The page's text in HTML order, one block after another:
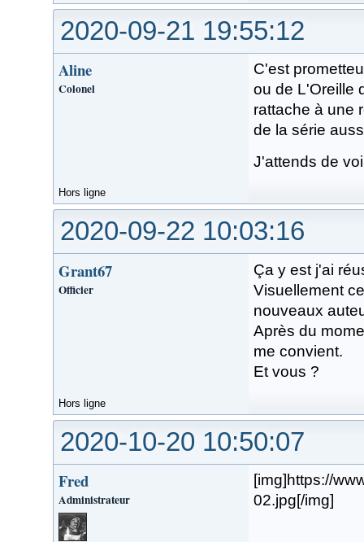
2020-09-21 19:55:12
Aline
Colonel
C'est
ou de L'Oreille
rattache à une
de la série
J'attends de
Hors ligne
2020-09-22 10:03:16
Grant67
Officier
Ça y est j'ai
Visuellement
nouveaux
Après du
me convient.
Et vous ?
Hors ligne
2020-10-20 10:50:07
Fred
Administrateur
[img]https://
02.jpg[/img]